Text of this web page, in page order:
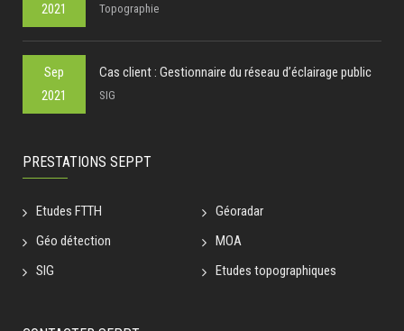
2021
Topographie
Sep
2021
Cas client : Gestionnaire du réseau d’éclairage public
SIG
PRESTATIONS SEPPT
Etudes FTTH
Géoradar
Géo détection
MOA
SIG
Etudes topographiques